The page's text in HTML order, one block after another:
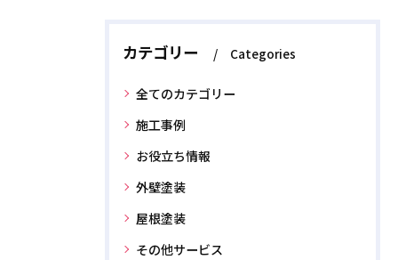
カテゴリー Categories
全てのカテゴリー
施工事例
お役立ち情報
外壁塗装
屋根塗装
その他サービス